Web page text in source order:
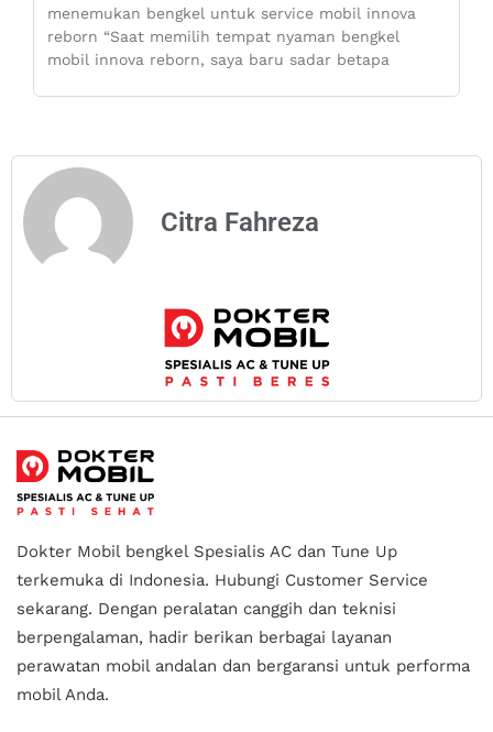
menemukan bengkel untuk service mobil innova
reborn “Saat memilih tempat nyaman bengkel
mobil innova reborn, saya baru sadar betapa
Citra Fahreza
Dokter Mobil bengkel Spesialis AC dan Tune Up
terkemuka di Indonesia. Hubungi Customer Service
sekarang. Dengan peralatan canggih dan teknisi
berpengalaman, hadir berikan berbagai layanan
perawatan mobil andalan dan bergaransi untuk performa
mobil Anda.